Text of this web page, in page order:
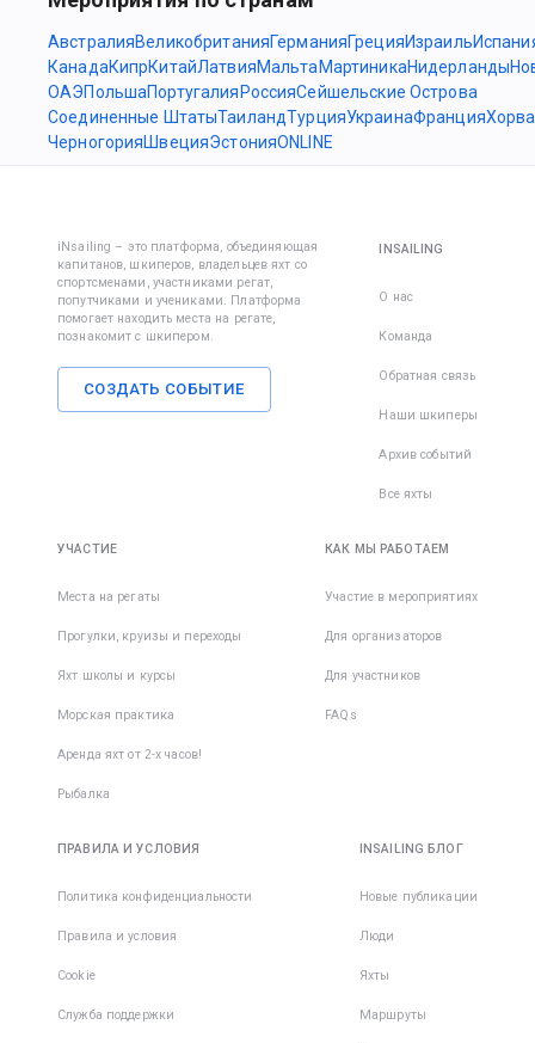
АвстралияВеликобританияГерманияГрецияИзраиль
КанадаКипрКитайЛатвияМальта МартиникаНидерланды
ОАЭПольшаПортугалия РоссияСейшельские Острова
Соединенные ШтатыТаиландТурцияУкраинаФранция
ЧерногорияШвецияЭстонияONLINE
iNsailing – это платформа, объединяющая
капитанов, шкиперов, владельцев яхт со
спортсменами, участниками регат,
попутчиками и учениками. Платформа
помогает находить места на регате,
познакомит с шкипером.
СОЗДАТЬ СОБЫТИЕ
INSAILING
О нас
Команда
Обратная связь
Наши шкиперы
Архив событий
Все яхты
УЧАСТИЕ
Места на регаты
Прогулки, круизы и переходы
Яхт школы и курсы
Морская практика
Аренда яхт от 2-х часов!
Рыбалка
КАК МЫ РАБОТАЕМ
Участие в мероприятиях
Для организаторов
Для участников
FAQs
ПРАВИЛА И УСЛОВИЯ
Политика конфиденциальности
Правила и условия
Cookie
Служба поддержки
INSAILING БЛОГ
Новые публикации
Люди
Яхты
Маршруты